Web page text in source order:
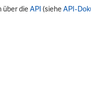
über dieAPI (sieheAPI-